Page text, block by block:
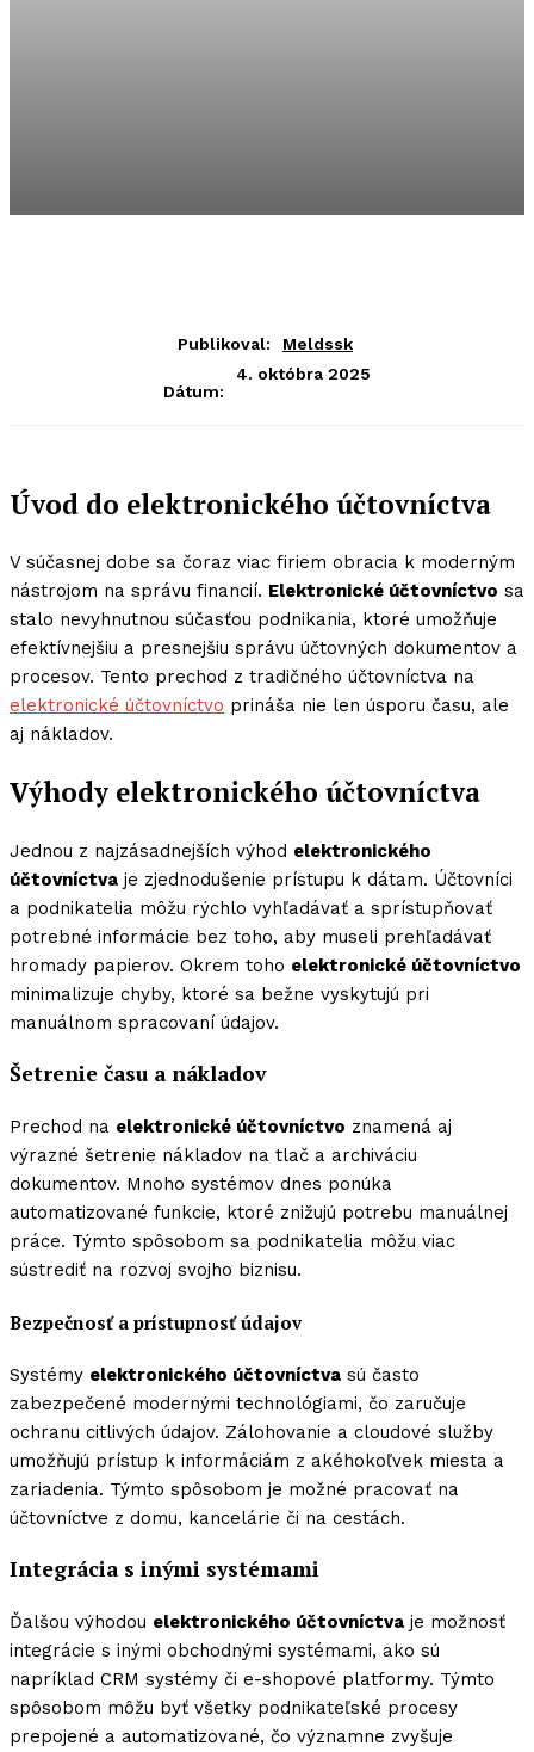
Publikoval: Meldssk
Dátum:
4. októbra 2025
Úvod do elektronického účtovníctva
V súčasnej dobe sa čoraz viac firiem obracia k moderným
nástrojom na správu financií. Elektronické účtovníctvo sa
stalo nevyhnutnou súčasťou podnikania, ktoré umožňuje
efektívnejšiu a presnejšiu správu účtovných dokumentov a
procesov. Tento prechod z tradičného účtovníctva na
elektronické účtovníctvo prináša nie len úsporu času, ale
aj nákladov.
Výhody elektronického účtovníctva
Jednou z najzásadnejších výhod elektronického
účtovníctva je zjednodušenie prístupu k dátam. Účtovníci
a podnikatelia môžu rýchlo vyhľadávať a sprístupňovať
potrebné informácie bez toho, aby museli prehľadávať
hromady papierov. Okrem toho elektronické účtovníctvo
minimalizuje chyby, ktoré sa bežne vyskytujú pri
manuálnom spracovaní údajov.
Šetrenie času a nákladov
Prechod na elektronické účtovníctvo znamená aj
výrazné šetrenie nákladov na tlač a archiváciu
dokumentov. Mnoho systémov dnes ponúka
automatizované funkcie, ktoré znižujú potrebu manuálnej
práce. Týmto spôsobom sa podnikatelia môžu viac
sústrediť na rozvoj svojho biznisu.
Bezpečnosť a prístupnosť údajov
Systémy elektronického účtovníctva sú často
zabezpečené modernými technológiami, čo zaručuje
ochranu citlivých údajov. Zálohovanie a cloudové služby
umožňujú prístup k informáciám z akéhokoľvek miesta a
zariadenia. Týmto spôsobom je možné pracovať na
účtovníctve z domu, kancelárie či na cestách.
Integrácia s inými systémami
Ďalšou výhodou elektronického účtovníctva je možnosť
integrácie s inými obchodnými systémami, ako sú
napríklad CRM systémy či e-shopové platformy. Týmto
spôsobom môžu byť všetky podnikateľské procesy
prepojené a automatizované, čo významne zvyšuje